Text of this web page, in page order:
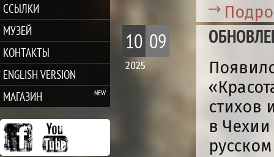
ССЫЛКИ
МУЗЕЙ
КОНТАКТЫ
ENGLISH VERSION
МАГАЗИН
10 09
2025
стихов
в Чехии